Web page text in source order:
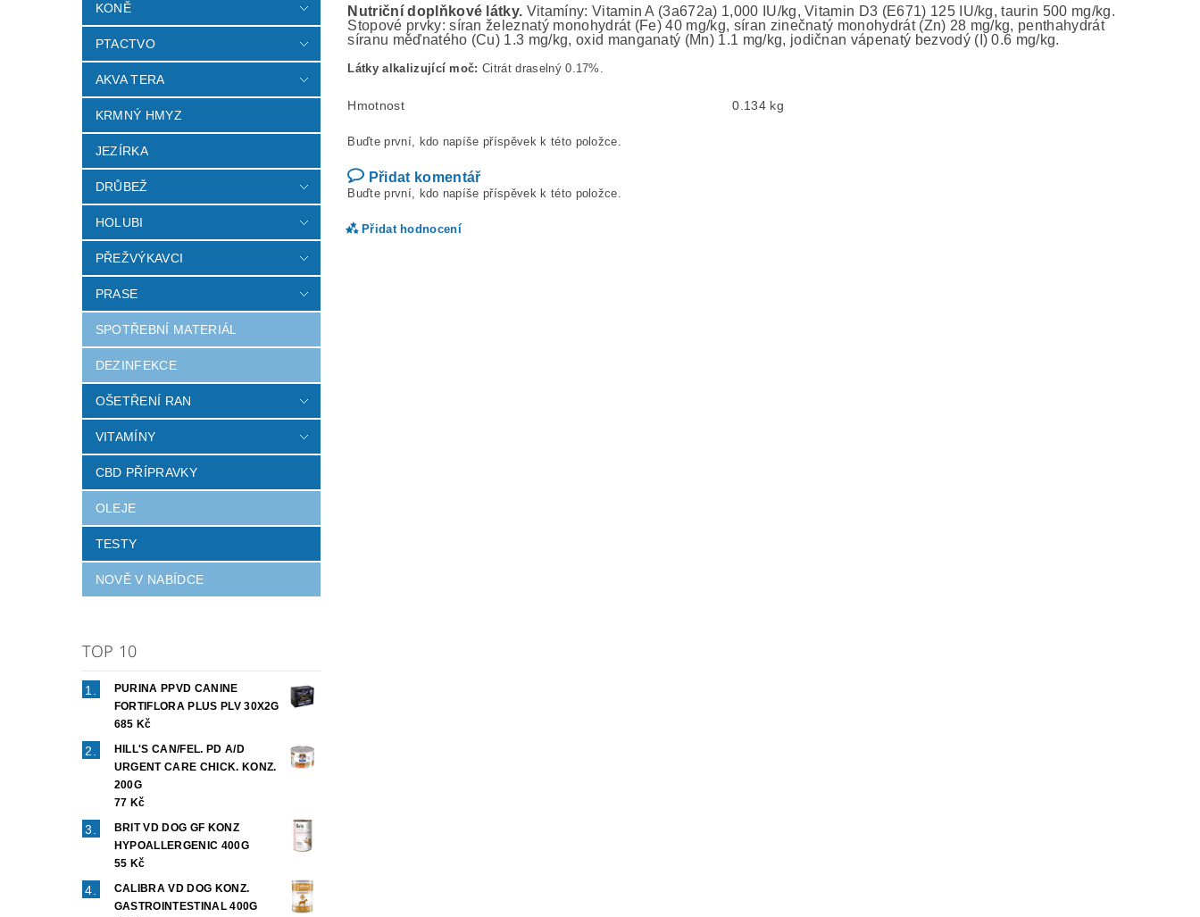
KONĚ
PTACTVO
AKVA TERA
KRMNÝ HMYZ
JEZÍRKA
DRŮBEŽ
HOLUBI
PŘEŽVÝKAVCI
PRASE
SPOTŘEBNÍ MATERIÁL
DEZINFEKCE
OŠETŘENÍ RAN
VITAMÍNY
CBD PŘÍPRAVKY
OLEJE
TESTY
NOVĚ V NABÍDCE
TOP 10
PURINA PPVD CANINE
FORTIFLORA PLUS PLV 30X2G
685 Kč
HILL'S CAN/FEL. PD A/D
URGENT CARE CHICK. KONZ.
200G
77 Kč
BRIT VD DOG GF KONZ
HYPOALLERGENIC 400G
55 Kč
CALIBRA VD DOG KONZ.
GASTROINTESTINAL 400G
Nutriční doplňkové látky. Vitamíny: Vitamin A (3a672a) 1,000 IU/kg, Vitamin D3 (E671) 125 IU/kg, taurin 500 mg/kg.
Stopové prvky: síran železnatý monohydrát (Fe) 40 mg/kg, síran zinečnatý monohydrát (Zn) 28 mg/kg, penthahydrát
síranu měďnatého (Cu) 1.3 mg/kg, oxid manganatý (Mn) 1.1 mg/kg, jodičnan vápenatý bezvodý (I) 0.6 mg/kg.
Látky alkalizující moč:Citrát draselný 0.17%.
Hmotnost 0.134 kg
Buďte první, kdo napíše příspěvek k této položce.
Přidat komentář
Buďte první, kdo napíše příspěvek k této položce.
Přidat hodnocení